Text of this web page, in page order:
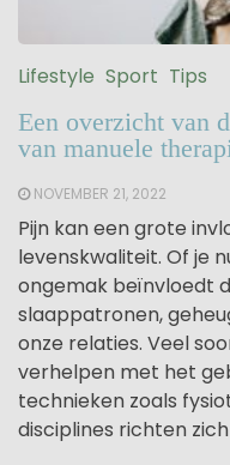
Lifestyle Sport Tips
Een overzicht van
van manuele
NOVEMBER 21, 2022
Pijn kan een grote
levenskwaliteit. Of je
ongemak beïnvloedt
slaappatronen,
onze relaties. Veel
verhelpen met het
technieken zoals
disciplines richten